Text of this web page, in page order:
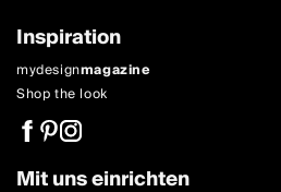
Inspiration
mydesignmagazine
Shop the look
Mit uns einrichten